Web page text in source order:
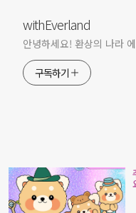
withEverland
안녕하세요! 환상의 나라
구독하기